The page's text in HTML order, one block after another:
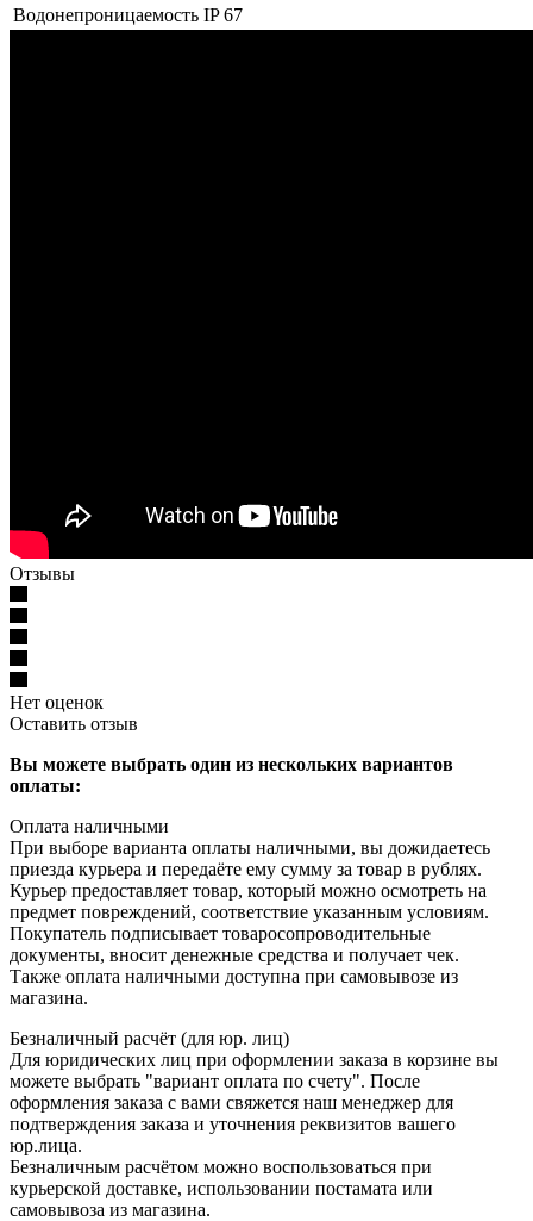
Водонепроницаемость IP 67
Отзывы
Нет оценок
Оставить отзыв
Вы можете выбрать один из нескольких вариантов
оплаты:
Оплата наличными
При выборе варианта оплаты наличными, вы дожидаетесь
приезда курьера и передаёте ему сумму за товар в рублях.
Курьер предоставляет товар, который можно осмотреть на
предмет повреждений, соответствие указанным условиям.
Покупатель подписывает товаросопроводительные
документы, вносит денежные средства и получает чек.
Также оплата наличными доступна при самовывозе из
магазина.
Безналичный расчёт (для юр. лиц)
Для юридических лиц при оформлении заказа в корзине вы
можете выбрать "вариант оплата по счету". После
оформления заказа с вами свяжется наш менеджер для
подтверждения заказа и уточнения реквизитов вашего
юр.лица.
Безналичным расчётом можно воспользоваться при
курьерской доставке, использовании постамата или
самовывоза из магазина.